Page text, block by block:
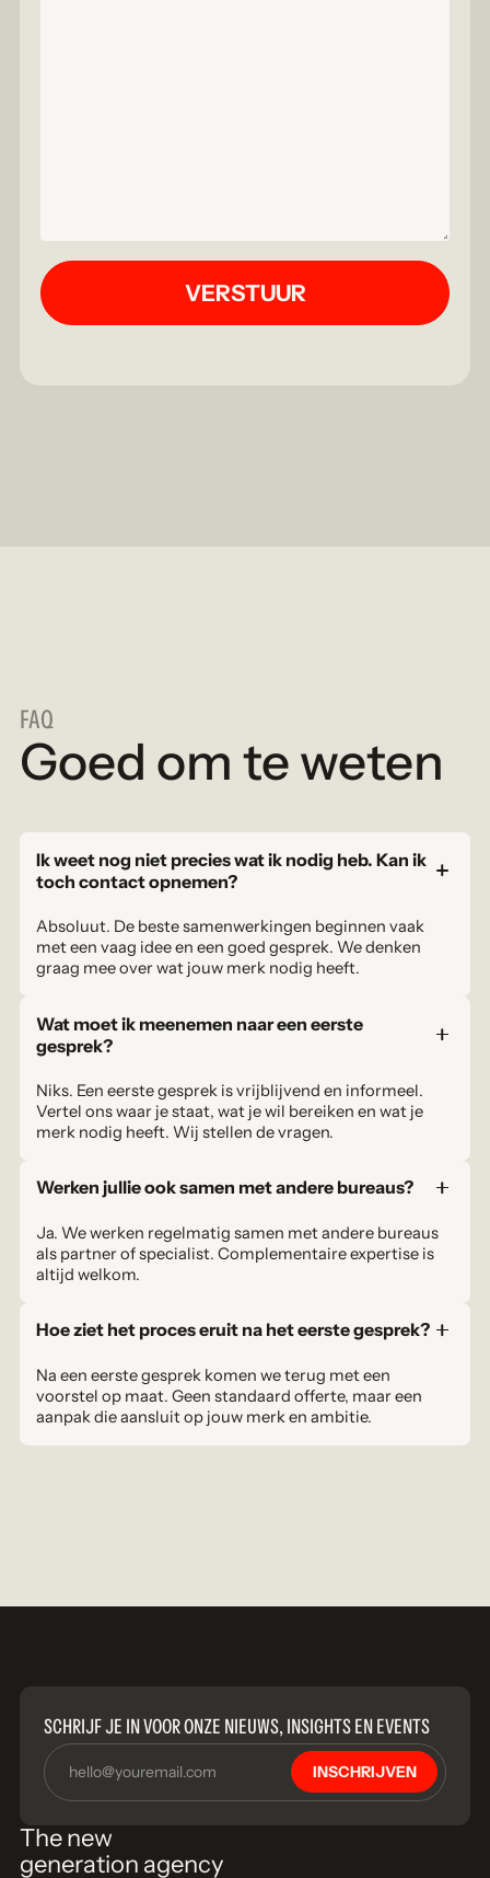
VERSTUUR
FAQ
Goed om te weten
Ik weet nog niet precies wat ik nodig heb. Kan ik
toch contact opnemen?
Absoluut. De beste samenwerkingen beginnen vaak
met een vaag idee en een goed gesprek. We denken
graag mee over wat jouw merk nodig heeft.
Wat moet ik meenemen naar een eerste
gesprek?
Niks. Een eerste gesprek is vrijblijvend en informeel.
Vertel ons waar je staat, wat je wil bereiken en wat je
merk nodig heeft. Wij stellen de vragen.
Werken jullie ook samen met andere bureaus?
Ja. We werken regelmatig samen met andere bureaus
als partner of specialist. Complementaire expertise is
altijd welkom.
Hoe ziet het proces eruit na het eerste gesprek?
Na een eerste gesprek komen we terug met een
voorstel op maat. Geen standaard offerte, maar een
aanpak die aansluit op jouw merk en ambitie.
SCHRIJF JE IN VOOR ONZE NIEUWS, INSIGHTS EN EVENTS
INSCHRIJVEN
The new
generation agency